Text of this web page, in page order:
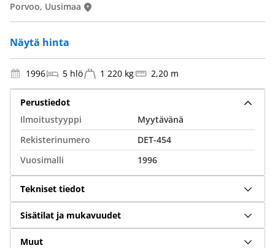
Näytä hinta
Porvoo, Uusimaa
1996 5 hlö 1 220 kg 2,20 m
Perustiedot
Ilmoitustyyppi
Myytävänä
Rekisterinumero
DET-454
Vuosimalli
1996
Tekniset tiedot
Sisätilat ja mukavuudet
Muut